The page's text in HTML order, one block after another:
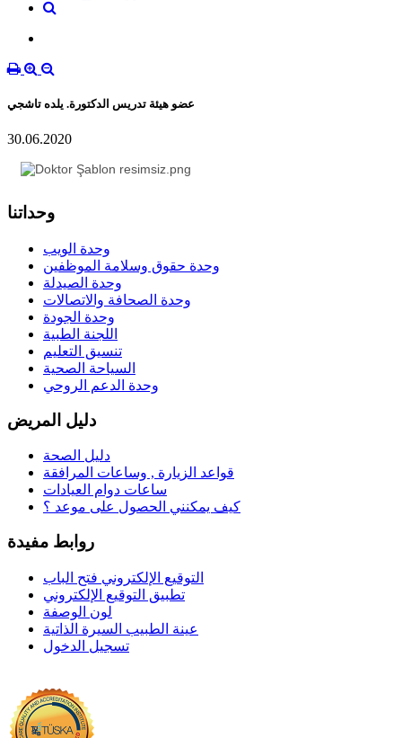
عضو هيئة تدريس الدكتورة. يلده تاشجي
30.06.2020
وحداتنا
وحدة الويب
وحدة حقوق وسلامة الموظفين
وحدة الصيدلة
وحدة الصحافة والاتصالات
وحدة الجودة
اللجنة الطبية
تنسيق التعليم
السياحة الصحية
وحدة الدعم الروحي
دليل المريض
دليل الصحة
قواعد الزيارة , وساعات المرافقة
ساعات دوام العيادات
كيف يمكنني الحصول على موعد ؟
روابط مفيدة
التوقيع الإلكتروني فتح الباب
تطبيق التوقيع الإلكتروني
لون الوصفة
عينة الطبيب السيرة الذاتية
تسجيل الدخول